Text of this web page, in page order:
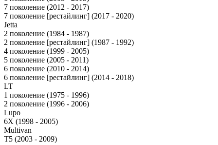
7 поколение (2012 - 2017)
7 поколение [рестайлинг] (2017 - 2020)
Jetta
2 поколение (1984 - 1987)
2 поколение [рестайлинг] (1987 - 1992)
4 поколение (1999 - 2005)
5 поколение (2005 - 2011)
6 поколение (2010 - 2014)
6 поколение [рестайлинг] (2014 - 2018)
LT
1 поколение (1975 - 1996)
2 поколение (1996 - 2006)
Lupo
6X (1998 - 2005)
Multivan
T5 (2003 - 2009)